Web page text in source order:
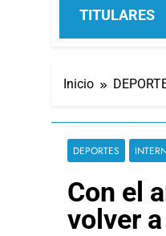
TITULARES
Inicio
DEPORTES
Con el
volver